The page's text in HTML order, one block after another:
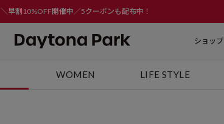
＼早割10%OFF開催中／5クーポンも配布中！
ショップ
WOMEN LIFE STYLE